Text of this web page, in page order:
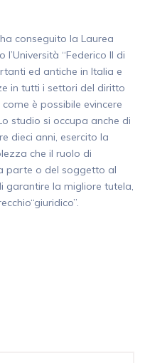
conseguito la Laurea
“Federico II di
ed antiche in Italia e
in tutti i settori del diritto
è possibile evincere
studio si occupa anche di
dieci anni, esercito la
che il ruolo di
parte o del soggetto al
garantire la migliore tutela,